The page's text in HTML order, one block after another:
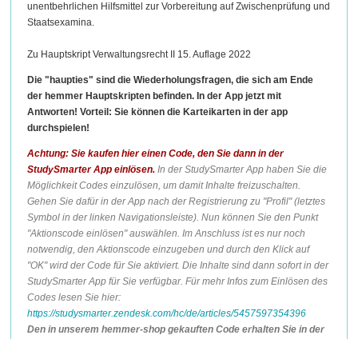
unentbehrlichen Hilfsmittel zur Vorbereitung auf Zwischenprüfung und
Staatsexamina.
Zu Hauptskript Verwaltungsrecht II 15. Auflage 2022
Die "haupties" sind die Wiederholungsfragen, die sich am Ende
der hemmer Hauptskripten befinden. In der App jetzt mit
Antworten! Vorteil: Sie können die Karteikarten in der app
durchspielen!
Achtung: Sie kaufen hier einen Code, den Sie dann in der
StudySmarter App einlösen. In der StudySmarter App haben Sie die
Möglichkeit Codes einzulösen, um damit Inhalte freizuschalten.
Gehen Sie dafür in der App nach der Registrierung zu "Profil" (letztes
Symbol in der linken Navigationsleiste). Nun können Sie den Punkt
"Aktionscode einlösen" auswählen. Im Anschluss ist es nur noch
notwendig, den Aktionscode einzugeben und durch den Klick auf
"OK" wird der Code für Sie aktiviert. Die Inhalte sind dann sofort in der
StudySmarter App für Sie verfügbar. Für mehr Infos zum Einlösen des
Codes lesen Sie hier:
https://studysmarter.zendesk.com/hc/de/articles/5457597354396
Den in unserem hemmer-shop gekauften Code erhalten Sie in der